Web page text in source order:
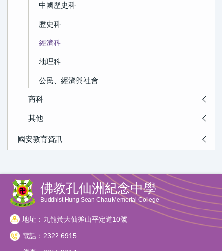
中國歷史科
歷史科
經濟科
地理科
公民、經濟與社會
商科
其他
國安教育資訊
佛教孔仙洲紀念中學
Buddhist Hung Sean Chau Memorial College
地址：九龍黃大仙斧山平定道10號
電話：2322 6915